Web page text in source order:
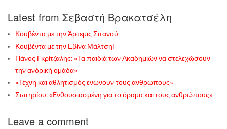
Latest from Σεβαστή Βρακατσέλη
Κουβέντα με την Άρτεμις Σπανού
Κουβέντα με την Εβίνα Μάλτση!
Πάνος Γκρίτζαλης: «Τα παιδιά των Ακαδημιών να στελεχώσουν
την ανδρική ομάδα»
«Τέχνη και αθλητισμός ενώνουν τους ανθρώπους»
Σωτηρίου: «Eνθουσιασμένη για το όραμα και τους ανθρώπους»
Leave a comment